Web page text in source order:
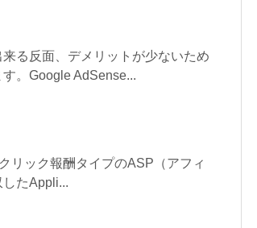
る反面、デメリットが少ないため
。Google AdSense...
リック報酬タイプのASP（アフィ
たAppli...